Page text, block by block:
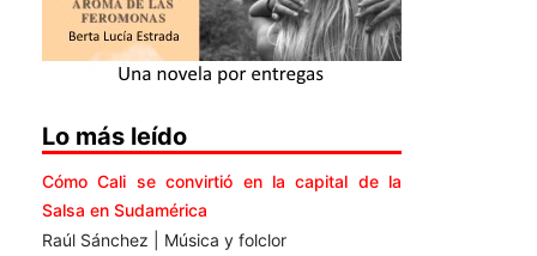
Lo más leído
Cómo Cali se convirtió en la capital de la
Salsa en Sudamérica
Raúl Sánchez | Música y folclor